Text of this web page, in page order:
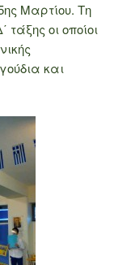
Μαρτίου. Τη
τάξης οι οποίοι
και